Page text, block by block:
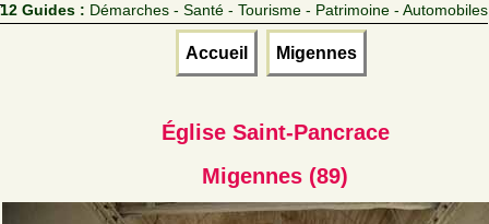
12 Guides : Démarches - Santé - Tourisme - Patrimoine - Automobiles
Accueil Migennes
Église Saint-Pancrace
Migennes (89)